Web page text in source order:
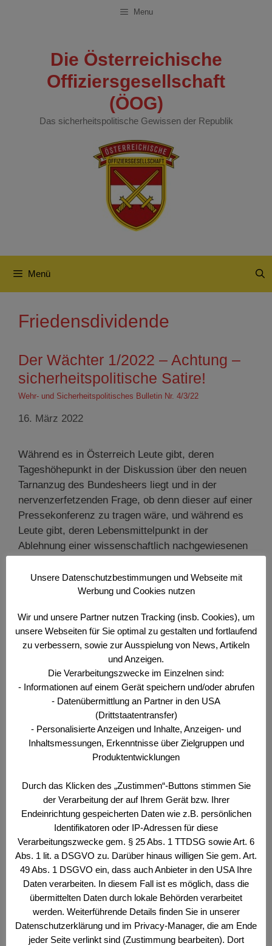
Menu
Die Österreichische
Offiziersgesellschaft
(ÖOG)
Das sicherheitspolitische Gewissen der Republik
Menü
Friedensdividende
Der Wächter 1/2022 – Achtung –
sicherheitspolitische Satire!
Wehr- und Sicherheitspolitisches Bulletin Nr. 4/3/22
16. März 2022
Während es in Österreich Leute gibt, deren
Tageshöhepunkt in der Diskussion über den neuen
Tarnanzug des Bundesheers liegt und in der
nervenzerfetzenden Frage, ob denn dieser auf einer
Pressekonferenz zu tragen wäre, und während es
Leute gibt, deren Lebensmittelpunkt in der
Ablehnung einer wissenschaftlich nachgewiesenen
während es Leute gibt, …Weiterlesen …
Kategorien
Der Offizier,Wehr- und Sicherheitspolitisches
Bulletin
Schlagwörter
Abhaltewirkung, Der Offizier,Friedensdividende,
Wächter
Archiv
+Juli
(1)
+Juni
(4)
März
2025
2024
2023
2022
2021
Unsere Datenschutzbestimmungen und Webseite mit
Werbung und Cookies nutzen
Wir und unsere Partner nutzen Tracking (insb. Cookies), um
unsere Webseiten für Sie optimal zu gestalten und fortlaufend
zu verbessern, sowie zur Ausspielung von News, Artikeln
und Anzeigen.
Die Verarbeitungszwecke im Einzelnen sind:
- Informationen auf einem Gerät speichern und/oder abrufen
- Datenübermittlung an Partner in den USA
(Drittstaatentransfer)
- Personalisierte Anzeigen und Inhalte, Anzeigen- und
Inhaltsmessungen, Erkenntnisse über Zielgruppen und
Produktentwicklungen
Durch das Klicken des „Zustimmen“-Buttons stimmen Sie
der Verarbeitung der auf Ihrem Gerät bzw. Ihrer
Endeinrichtung gespeicherten Daten wie z.B. persönlichen
Identifikatoren oder IP-Adressen für diese
Verarbeitungszwecke gem. § 25 Abs. 1 TTDSG sowie Art. 6
Abs. 1 lit. a DSGVO zu. Darüber hinaus willigen Sie gem. Art.
49 Abs. 1 DSGVO ein, dass auch Anbieter in den USA Ihre
Daten verarbeiten. In diesem Fall ist es möglich, dass die
übermittelten Daten durch lokale Behörden verarbeitet
werden. Weiterführende Details finden Sie in unserer
Datenschutzerklärung und im Privacy-Manager, die am Ende
jeder Seite verlinkt sind (Zustimmung bearbeiten). Dort